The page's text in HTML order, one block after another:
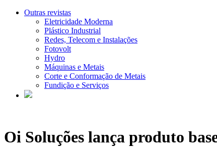
Outras revistas
Eletricidade Moderna
Plástico Industrial
Redes, Telecom e Instalações
Fotovolt
Hydro
Máquinas e Metais
Corte e Conformação de Metais
Fundição e Serviços
Oi Soluções lança produto